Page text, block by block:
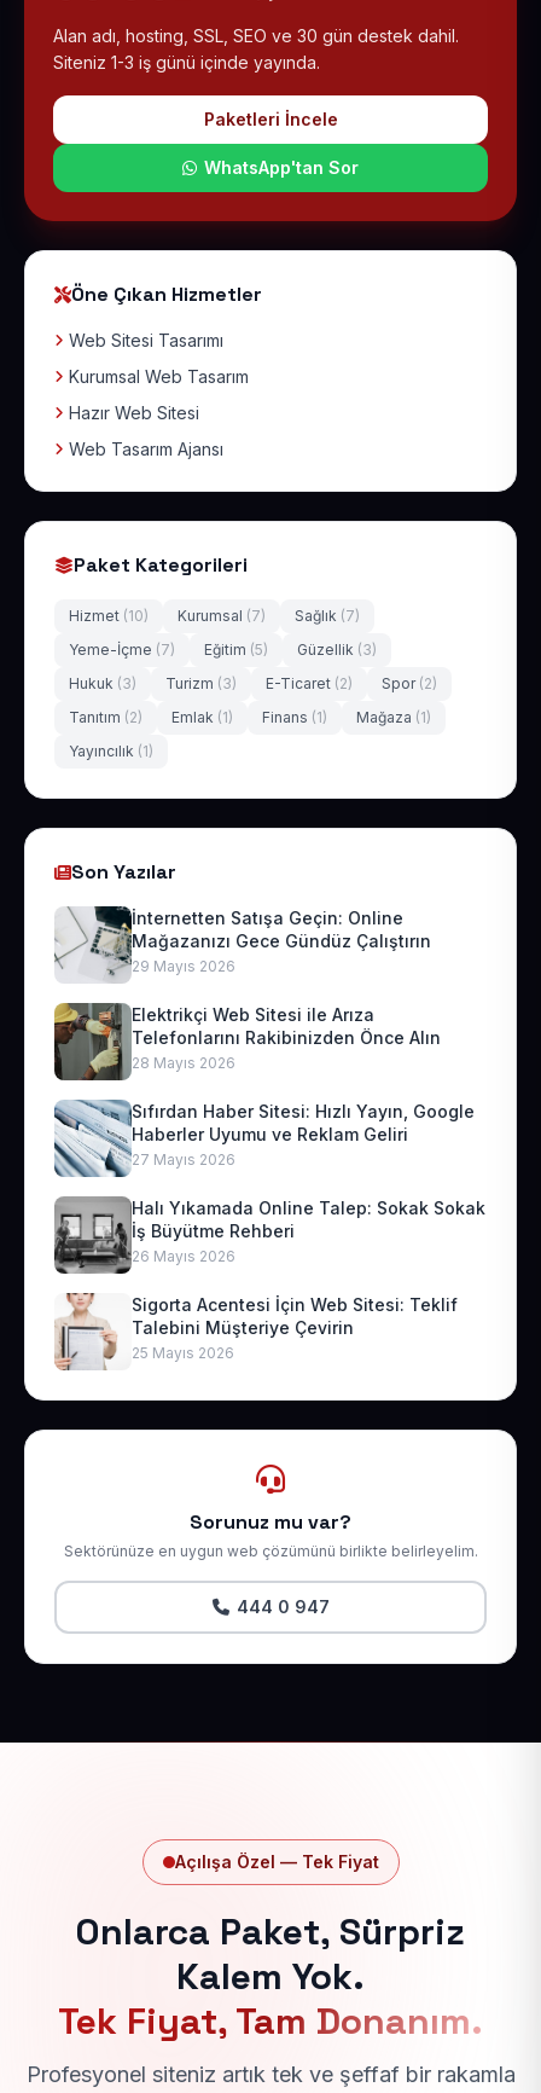
Alan adı, hosting, SSL, SEO ve 30 gün destek dahil.
Siteniz 1-3 iş günü içinde yayında.
Paketleri İncele
WhatsApp'tan Sor
Öne Çıkan Hizmetler
Web Sitesi Tasarımı
Kurumsal Web Tasarım
Hazır Web Sitesi
Web Tasarım Ajansı
Paket Kategorileri
Hizmet (10) Kurumsal (7) Sağlık (7)
Yeme-İçme (7) Eğitim (5) Güzellik (3)
Hukuk (3) Turizm (3) E-Ticaret (2) Spor (2)
Tanıtım (2) Emlak (1) Finans (1) Mağaza (1)
Yayıncılık (1)
Son Yazılar
İnternetten Satışa Geçin: Online
Mağazanızı Gece Gündüz Çalıştırın
29 Mayıs 2026
Elektrikçi Web Sitesi ile Arıza
Telefonlarını Rakibinizden Önce Alın
28 Mayıs 2026
Sıfırdan Haber Sitesi: Hızlı Yayın, Google
Haberler Uyumu ve Reklam Geliri
27 Mayıs 2026
Halı Yıkamada Online Talep: Sokak Sokak
İş Büyütme Rehberi
26 Mayıs 2026
Sigorta Acentesi İçin Web Sitesi: Teklif
Talebini Müşteriye Çevirin
25 Mayıs 2026
Sorunuz mu var?
Sektörünüze en uygun web çözümünü birlikte belirleyelim.
444 0 947
Açılışa Özel — Tek Fiyat
Onlarca Paket, Sürpriz
Kalem Yok.
Tek Fiyat, Tam Donanım.
Profesyonel siteniz artık tek ve şeffaf bir rakamla